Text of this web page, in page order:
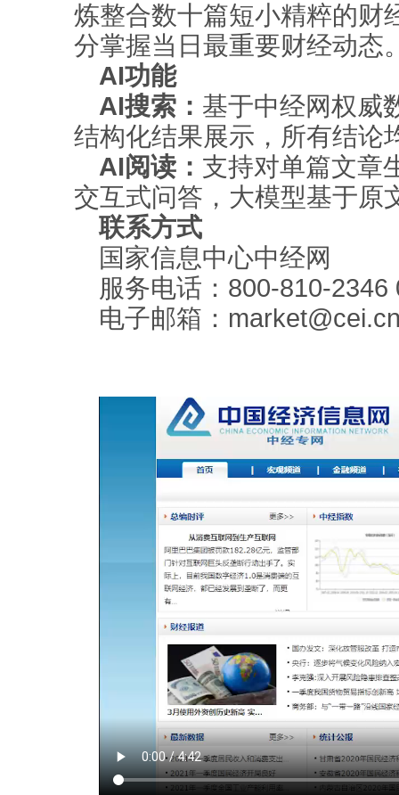
炼整合数十篇短小精粹的财
分掌握当日最重要财经动态
AI功能
AI搜索： 基于中经网权威
结构化结果展示，所有结论
AI阅读： 支持对单篇文章
交互式问答，大模型基于原
联系方式
国家信息中心中经网
服务电话：800-810-2346
电子邮箱：